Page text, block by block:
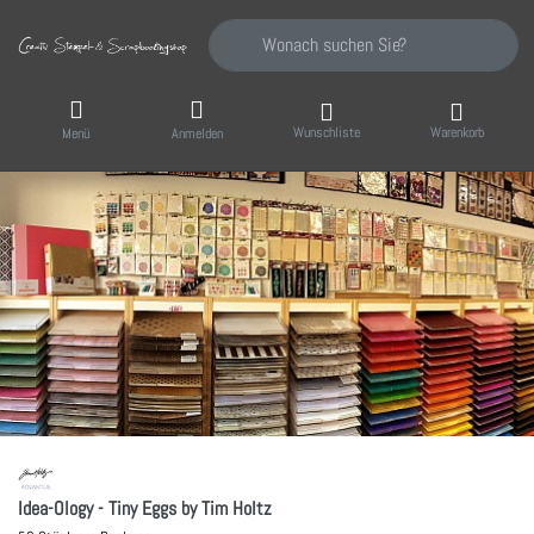
Geben Sie einen Suchbegriff ein. Während
Menü Anmelden Wunschliste Warenkorb
Idea-Ology - Tiny Eggs by Tim Holtz